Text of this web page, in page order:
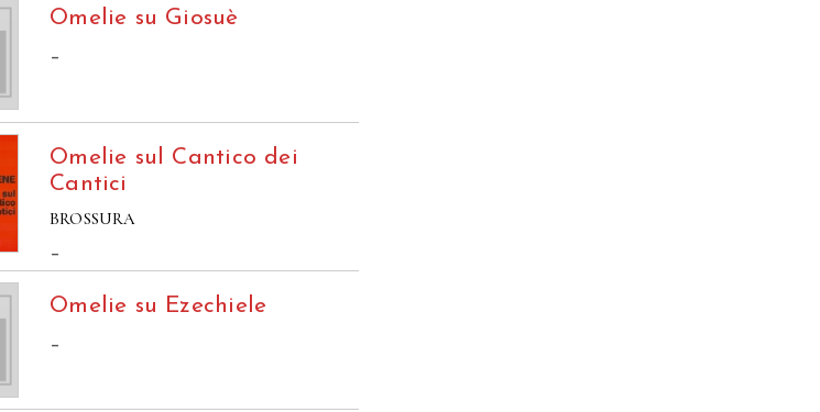
Omelie su Giosuè
–
Omelie sul Cantico dei
Cantici
BROSSURA
–
Omelie su Ezechiele
–